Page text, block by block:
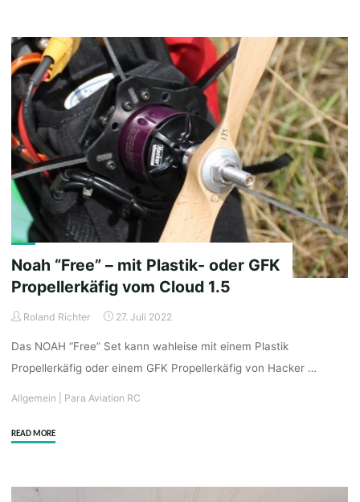
RC-
Gleitschirmen
von
Para
Aviation
RC
erklärt"
Noah “Free” – mit Plastik- oder GFK
Propellerkäfig vom Cloud 1.5
Roland Richter 27. Juli 2022
Das NOAH “Free” Set kann wahleise mit einem Plastik
Propellerkäfig oder einem GFK Propellerkäfig von Hacker …
Allgemein Para Aviation RC
READ MORE"Noah
mit